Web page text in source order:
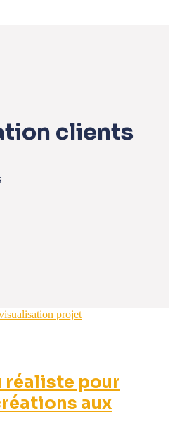
clients
réaliste pour
aux